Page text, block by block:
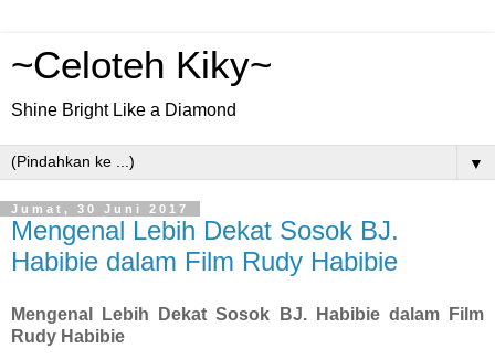
~Celoteh Kiky~
Shine Bright Like a Diamond
▼
Jumat, 30 Juni 2017
Mengenal Lebih Dekat Sosok BJ.
Habibie dalam Film Rudy Habibie
Mengenal Lebih Dekat Sosok BJ. Habibie dalam Film
Rudy Habibie